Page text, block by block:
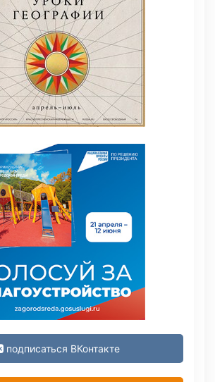
подписаться ВКонтакте